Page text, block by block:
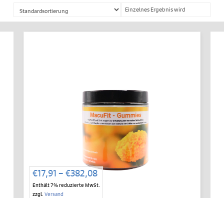
Einzelnes Ergebnis wird
angezeigt
€17,91 – €382,08Preisspanne:
€17,91
bis
Enthält 7% reduzierte MwSt.
zzgl. Versand